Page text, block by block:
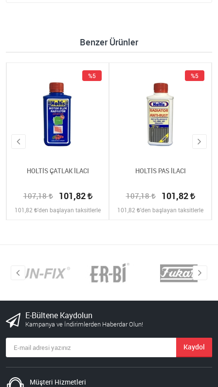
Benzer Ürünler
HOLTİS ÇATLAK İLACI
107,18 101,82
%5
101,82 'den başlayan taksitlerle
HOLTİS PAS İLACI
107,18 101,82
%5
101,82 'den başlayan taksitlerle
E-Bültene Kaydolun
Kampanya ve İndirimlerden Haberdar Olun!
Kaydol
Müşteri Hizmetleri